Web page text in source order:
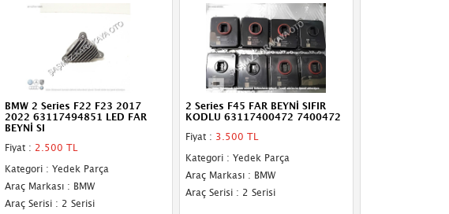
BMW 2 Series F22 F23 2017
2022 63117494851 LED FAR
BEYNİ SI
Fiyat : 2.500 TL
Kategori : Yedek Parça
Araç Markası : BMW
Araç Serisi : 2 Serisi
2 Series F45 FAR BEYNİ SIFIR
KODLU 63117400472 7400472
Fiyat : 3.500 TL
Kategori : Yedek Parça
Araç Markası : BMW
Araç Serisi : 2 Serisi